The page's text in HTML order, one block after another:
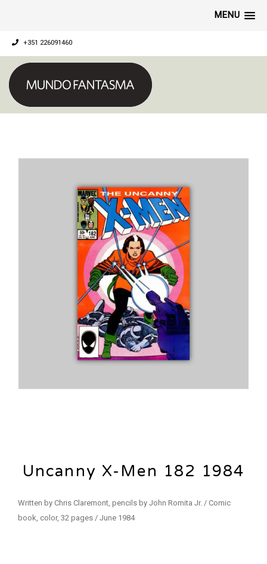
MENU
+351 226091460
Uncanny X-Men 182 1984
Written by Chris Claremont, pencils by John Romita Jr. / Comic
book, color, 32 pages / June 1984